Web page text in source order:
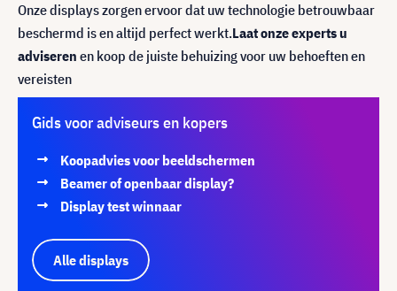
Onze displays zorgen ervoor dat uw technologie betrouwbaar
beschermd is en altijd perfect werkt.Laat onze experts u
adviseren en koop de juiste behuizing voor uw behoeften en
vereisten
Gids voor adviseurs en kopers
Koopadvies voor beeldschermen
Beamer of openbaar display?
Display test winnaar
Alle displays